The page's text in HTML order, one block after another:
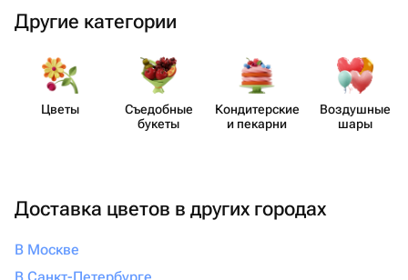
Другие категории
Цветы
Съедобные
букеты
Кондит​ерские
и пекарни
Воздушные
шары
Доставка цветов в других городах
В Москве